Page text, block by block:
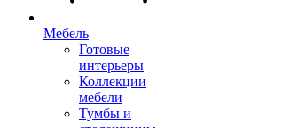
Мебель
Готовые
интерьеры
Коллекции
мебели
Тумбы и